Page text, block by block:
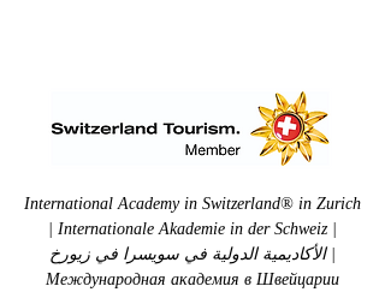
International Academy in Switzerland® in Zurich
| Internationale Akademie in der Schweiz |
الأكاديمية الدولية في سويسرا في زيورخ |
Международная академия в Швейцарии